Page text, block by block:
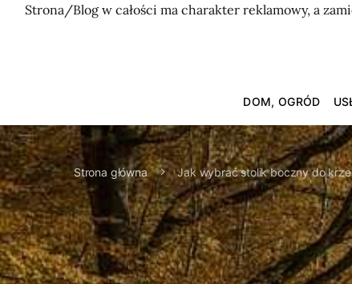
Strona/Blog w całości ma charakter reklamowy, a
DOM, OGRÓD
Strona główna Jak wybrać stolik boczny do